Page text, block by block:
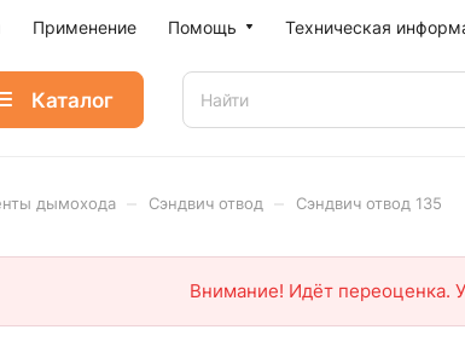
Применение Помощь Техническая
Каталог
дымохода Сэндвич отвод Сэндвич отвод 135
Внимание! Идёт переоценка.